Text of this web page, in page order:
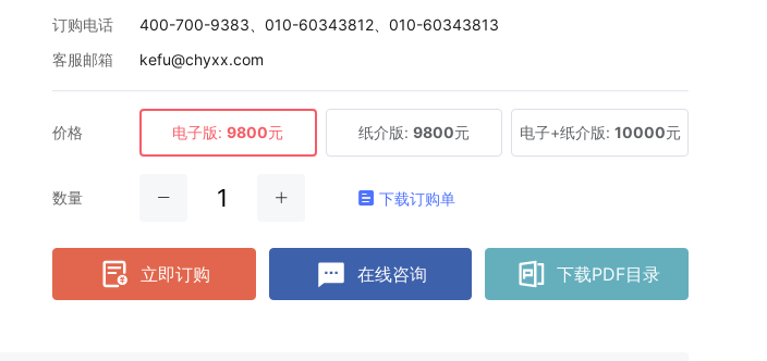
订购电话
400-700-9383、010-60343812、010-60343813
客服邮箱
kefu@chyxx.com
价格 电子版: 9800元 纸介版: 9800元 电子+纸介版: 10000元
数量 下载订购单
立即订购 在线咨询 下载PDF目录